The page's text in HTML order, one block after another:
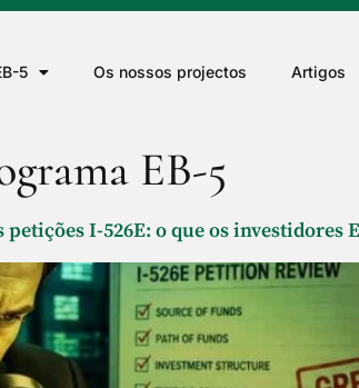
5 Os nossos projectos Artigos
EB-5
I-526E: o que os investidores